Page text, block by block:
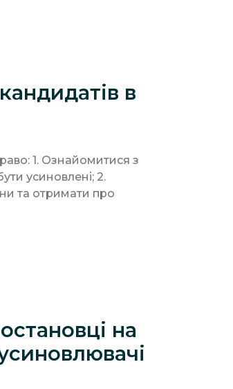
в
1. Ознайомитися з
усиновлені; 2.
та отримати про
на